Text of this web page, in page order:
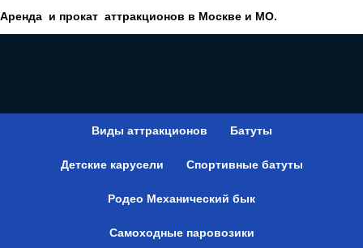
Аренда и прокат аттракционов в Москве и МО.
Виды аттракционов Батуты
Детские карусели Спортивные батуты
Родео Механический бык
Самоходные паровозики